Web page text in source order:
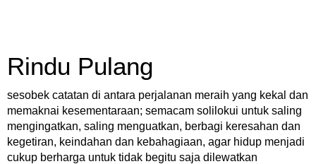
Rindu Pulang
sesobek catatan di antara perjalanan meraih yang kekal dan
memaknai kesementaraan; semacam solilokui untuk saling
mengingatkan, saling menguatkan, berbagi keresahan dan
kegetiran, keindahan dan kebahagiaan, agar hidup menjadi
cukup berharga untuk tidak begitu saja dilewatkan